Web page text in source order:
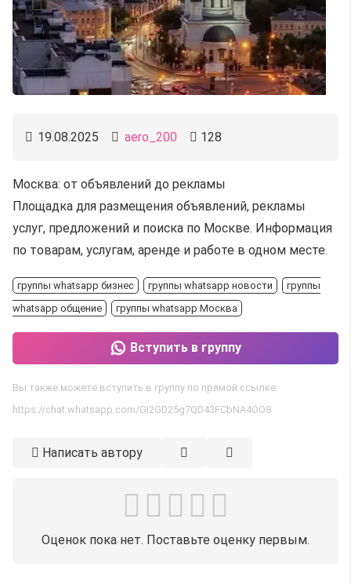
19.08.2025 aero_200 128
Москва: от объявлений до рекламы
Площадка для размещения объявлений, рекламы
услуг, предложений и поиска по Москве. Информация
по товарам, услугам, аренде и работе в одном месте.
группы whatsapp бизнес группы whatsapp новости
группы
whatsapp общение
группы whatsapp Москва
Вступить в группу
Вы также можете вступить в группу по прямой ссылке:
https://chat.whatsapp.com/GI2GD25g7QD43FCbNA4OO8
Написать автору
Оценок пока нет. Поставьте оценку первым.